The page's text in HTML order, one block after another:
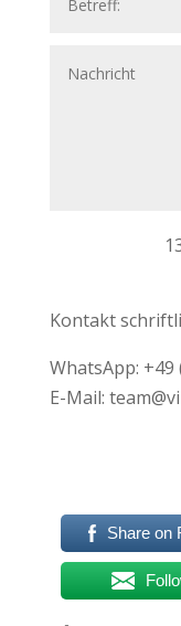
Kontakt
WhatsApp: +49
E-Mail:
Share on